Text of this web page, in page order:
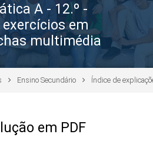
A - 12.º -
em
multimédia
Ensino Secundário Índice de
em PDF